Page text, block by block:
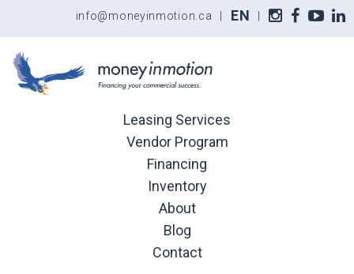
info@moneyinmotion.ca EN
Leasing Services
Vendor Program
Financing
Inventory
About
Blog
Contact